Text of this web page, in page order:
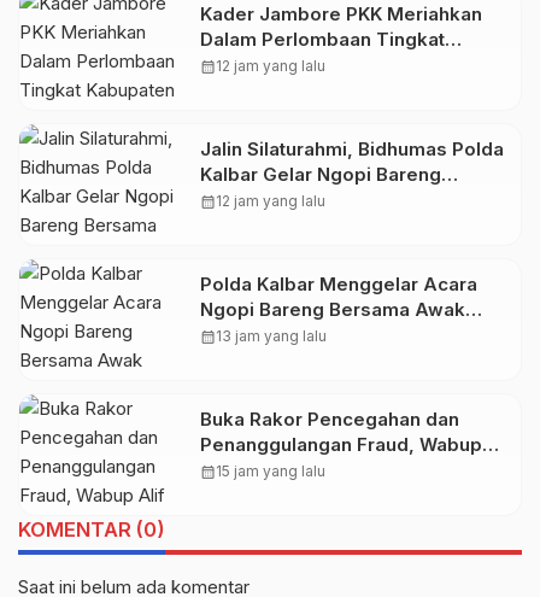
Kader Jambore PKK Meriahkan
Dalam Perlombaan Tingkat
Kabupaten Samosir
calendar_month12 jam yang lalu
Jalin Silaturahmi, Bidhumas Polda
Kalbar Gelar Ngopi Bareng
Bersama Awak Media Online*M
calendar_month12 jam yang lalu
Polda Kalbar Menggelar Acara
Ngopi Bareng Bersama Awak
Media
calendar_month13 jam yang lalu
Buka Rakor Pencegahan dan
Penanggulangan Fraud, Wabup
Alif Dorong Perkuat Sistem JKN
calendar_month15 jam yang lalu
KOMENTAR (0)
Saat ini belum ada komentar